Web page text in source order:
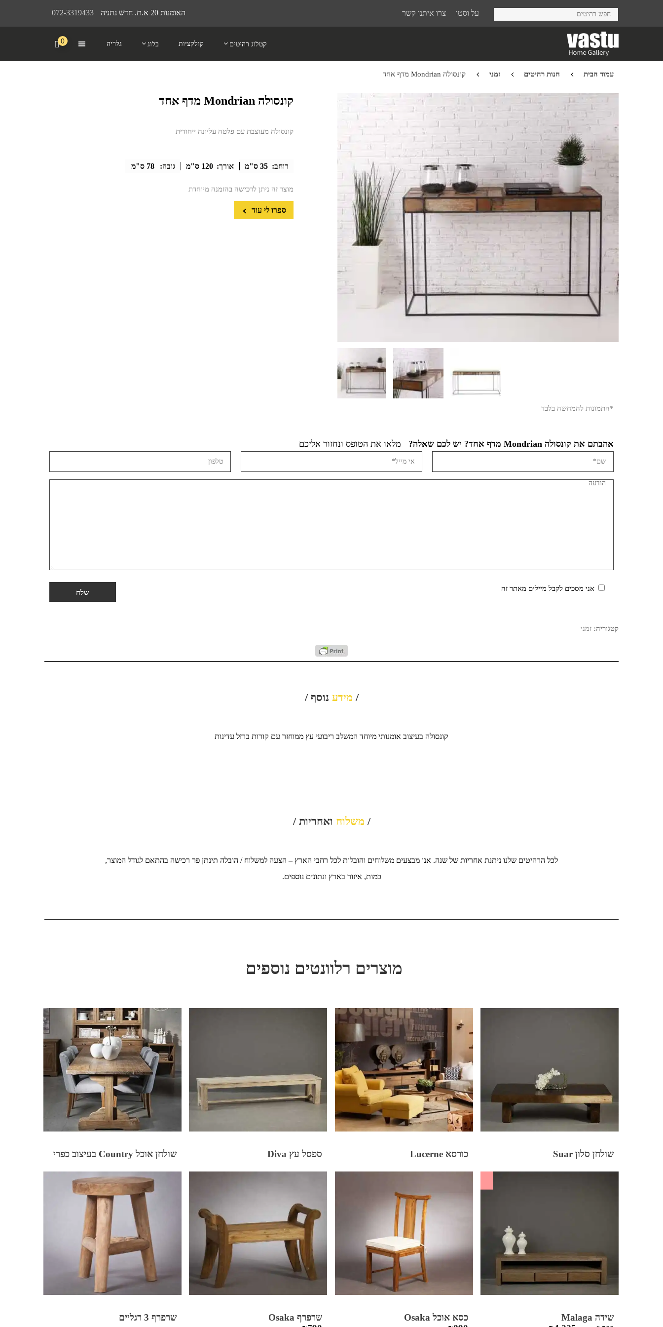
072-3319433 האומנות 20 א.ת. חדש נתניה על וסטו צרו איתנו קשר
קטלוג רהיטים קולקציות בלוג גלריה 0
עמוד הבית חנות רהיטים זמני קונסולה Mondrian מדף אחד
*התמונות להמחשה בלבד
קונסולה Mondrian מדף אחד
קונסולה מעוצבת עם פלטה עליונה ייחודית
רוחב: 35 ס"מ אורך: 120 ס"מ גובה: 78 ס"מ
מוצר זה ניתן לרכישה בהזמנה מיוחדת
ספרו לי עוד
אהבתם את קונסולה Mondrian מדף אחד? יש לכם שאלה? מלאו את הטופס ונחזור אליכם
אני מסכים לקבל מיילים מאתר זה
קטגוריה: זמני
/ מידע נוסף /
קונסולה בעיצוב אומנותי מיוחד המשלב ריבועי עץ ממוחזר עם קורות ברזל עדינות
/ משלוח ואחריות /
לכל הרהיטים שלנו ניתנת אחריות של שנה. אנו מבצעים משלוחים והובלות לכל רחבי הארץ – הצעה למשלוח / הובלה תינתן פר רכישה בהתאם לגודל המוצר,
כמות, איזור בארץ ונתונים נוספים.
מוצרים רלוונטים נוספים
שולחן סלון Suar כורסא Lucerne ספסל עץ Diva שולחן אוכל Country בעיצוב כפרי
שידה Malaga
כסא אוכל Osaka
שרפרף Osaka
שרפרף 3 רגליים